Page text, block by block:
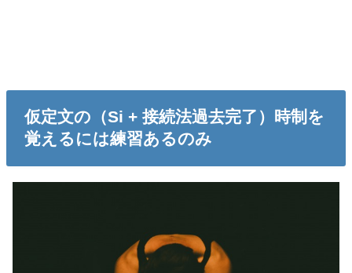
仮定文の（Si + 接続法過去完了）時制を
覚えるには練習あるのみ